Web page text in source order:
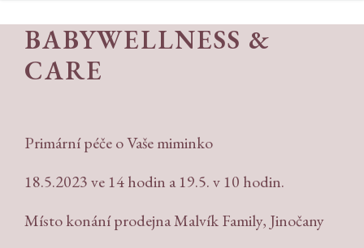
BABYWELLNESS &
CARE
Primární péče o Vaše miminko
18.5.2023 ve 14 hodin a 19.5. v 10 hodin.
Místo konání prodejna Malvík Family, Jinočany